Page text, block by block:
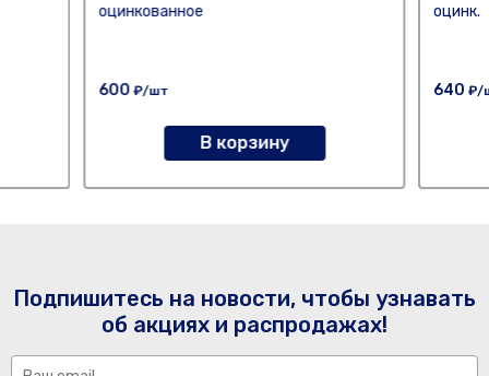
оцинкованное
600 ₽/шт
В корзину
оцинк.
640 ₽/
Подпишитесь на новости, чтобы узнавать
об акциях и распродажах!